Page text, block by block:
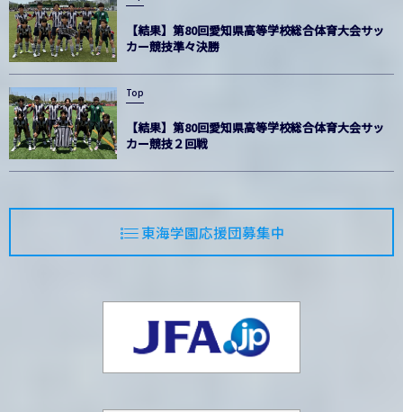
【結果】第80回愛知県高等学校総合体育大会サッ
カー競技準々決勝
Top
【結果】第80回愛知県高等学校総合体育大会サッ
カー競技２回戦
東海学園応援団募集中